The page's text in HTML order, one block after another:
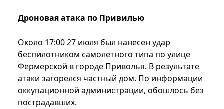
Дроновая атака по Привилью
Около 17:00 27 июля был нанесен удар
беспилотником самолетного типа по улице
Фермерской в городе Приволья. В результате
атаки загорелся частный дом. По информации
оккупационной администрации, обошлось без
пострадавших.